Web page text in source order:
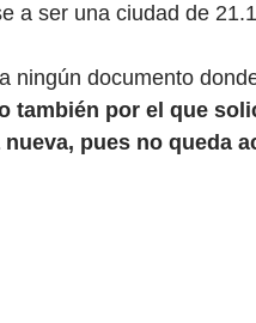
a ser una ciudad de
ningún documento
también por el que
nueva, pues no queda